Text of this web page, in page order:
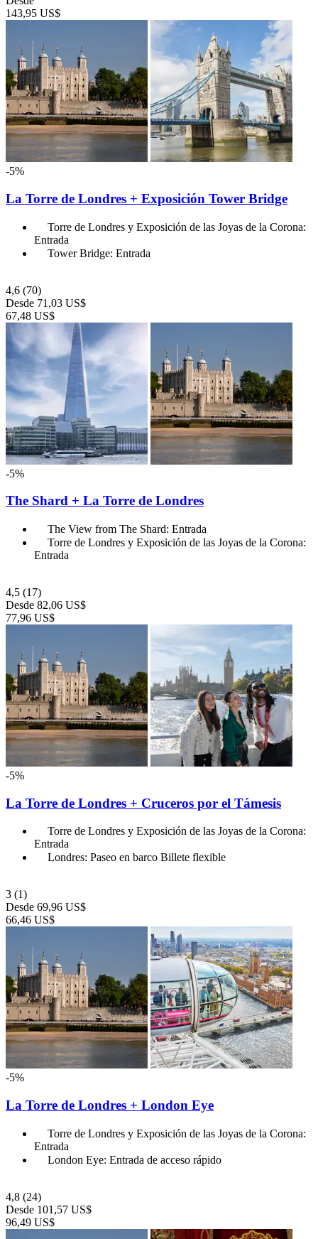
143,95 US$
-5%
La Torre de Londres + Exposición Tower Bridge
Torre de Londres y Exposición de las Joyas de la Corona:
Entrada
Tower Bridge: Entrada
4,6 (70)
Desde 71,03 US$
67,48 US$
-5%
The Shard + La Torre de Londres
The View from The Shard: Entrada
Torre de Londres y Exposición de las Joyas de la Corona:
Entrada
4,5 (17)
Desde 82,06 US$
77,96 US$
-5%
La Torre de Londres + Cruceros por el Támesis
Torre de Londres y Exposición de las Joyas de la Corona:
Entrada
Londres: Paseo en barco Billete flexible
3 (1)
Desde 69,96 US$
66,46 US$
-5%
La Torre de Londres + London Eye
Torre de Londres y Exposición de las Joyas de la Corona:
Entrada
London Eye: Entrada de acceso rápido
4,8 (24)
Desde 101,57 US$
96,49 US$